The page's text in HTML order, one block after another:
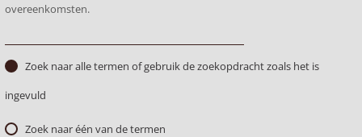
overeenkomsten.
Zoek naar alle termen of gebruik de zoekopdracht zoals het is
ingevuld
Zoek naar één van de termen